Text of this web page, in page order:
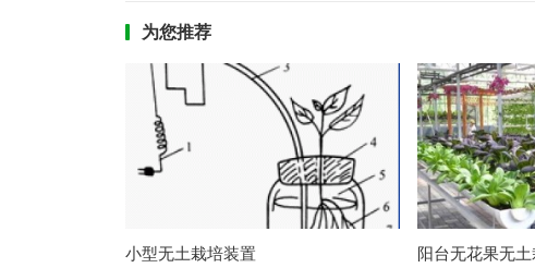
为您推荐
小型无土栽培装置 阳台无花果无